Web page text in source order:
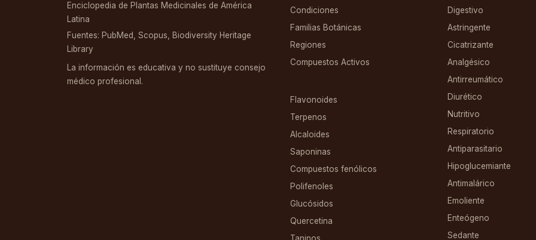
Enciclopedia de Plantas Medicinales de América
Latina
Fuentes: PubMed, Scopus, Biodiversity Heritage
Library
La información es educativa y no sustituye consejo
médico profesional.
Condiciones
Familias Botánicas
Regiones
Compuestos Activos
Flavonoides
Terpenos
Alcaloides
Saponinas
Compuestos fenólicos
Polifenoles
Glucósidos
Quercetina
Digestivo
Astringente
Cicatrizante
Analgésico
Antirreumático
Diurético
Nutritivo
Respiratorio
Antiparasitario
Hipoglucemiante
Antimalárico
Emoliente
Enteógeno
Sedante